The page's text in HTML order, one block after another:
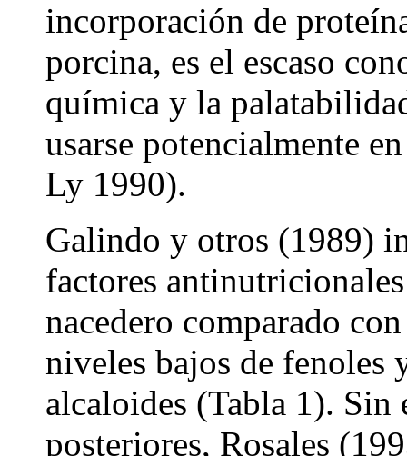
incorporación de
porcina, es el escaso
química y la
usarse potencialmente
Ly 1990).
Galindo y otros (1989)
factores
nacedero comparado
niveles bajos de fenoles
alcaloides (Tabla 1). Sin
posteriores, Rosales